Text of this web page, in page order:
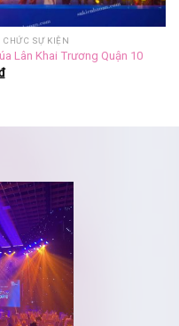
CHỨC SỰ KIỆN
Lân Khai Trương Quận 10